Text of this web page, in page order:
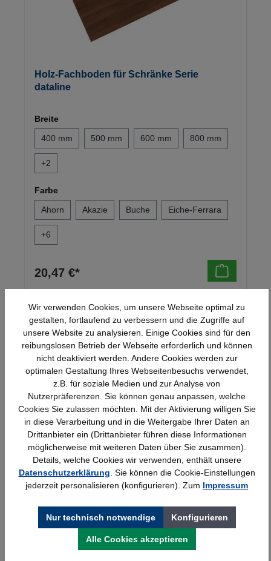
Holz-Fachboden für Schränke Serie
dataline
Breite
400 mm
500 mm 600 mm 800 mm
+2
Farbe
Ahorn
Akazie Buche Eiche-Ferrara
+6
20,47 €*
Produktgalerie überspringen
Ähnliche Artikel
Wandschiene lichtgrau Serie 70-BV
25,23 €* Details
Wir verwenden Cookies, um unsere Webseite optimal zu
gestalten, fortlaufend zu verbessern und die Zugriffe auf
unsere Website zu analysieren. Einige Cookies sind für den
reibungslosen Betrieb der Webseite erforderlich und können
nicht deaktiviert werden. Andere Cookies werden zur
optimalen Gestaltung Ihres Webseitenbesuchs verwendet,
z.B. für soziale Medien und zur Analyse von
Nutzerpräferenzen. Sie können genau anpassen, welche
Cookies Sie zulassen möchten. Mit der Aktivierung willigen Sie
in diese Verarbeitung und in die Weitergabe Ihrer Daten an
Drittanbieter ein (Drittanbieter führen diese Informationen
möglicherweise mit weiteren Daten über Sie zusammen).
Details, welche Cookies wir verwenden, enthält unsere
Datenschutzerklärung . Sie können die Cookie-Einstellungen
jederzeit personalisieren (konfigurieren). Zum Impressum
Nur technisch notwendige Konfigurieren
Alle Cookies akzeptieren